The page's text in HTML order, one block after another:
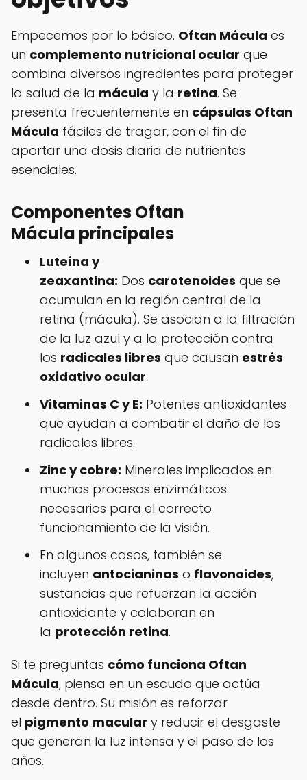
Empecemos por lo básico. Oftan Mácula es
un complemento nutricional ocular que
combina diversos ingredientes para proteger
la salud de la mácula y la retina. Se
presenta frecuentemente en cápsulas Oftan
Mácula fáciles de tragar, con el fin de
aportar una dosis diaria de nutrientes
esenciales.
Componentes Oftan
Mácula principales
Luteína y
zeaxantina: Dos carotenoides que se
acumulan en la región central de la
retina (mácula). Se asocian a la filtración
de la luz azul y a la protección contra
los radicales libres que causan estrés
oxidativo ocular.
Vitaminas C y E: Potentes antioxidantes
que ayudan a combatir el daño de los
radicales libres.
Zinc y cobre: Minerales implicados en
muchos procesos enzimáticos
necesarios para el correcto
funcionamiento de la visión.
En algunos casos, también se
incluyen antocianinas o flavonoides,
sustancias que refuerzan la acción
antioxidante y colaboran en
la protección retina.
Si te preguntas cómo funciona Oftan
Mácula, piensa en un escudo que actúa
desde dentro. Su misión es reforzar
el pigmento macular y reducir el desgaste
que generan la luz intensa y el paso de los
años.